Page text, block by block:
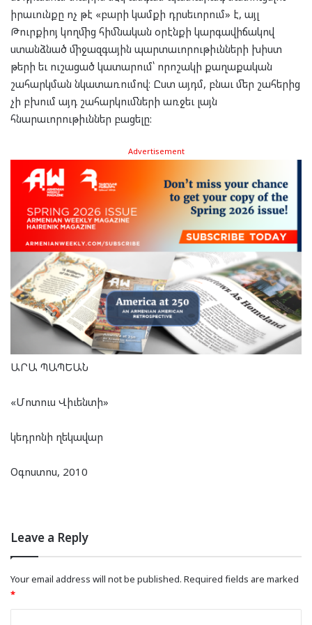
իրաւունքը ոչ թէ «բարի կամքի դրսեւորում» է, այլ
Թուրքիոյ կողմից հիմնական օրէնքի կարգավիճակով
ստանձնած միջազգային պարտաւորութիւնների խիստ
թերի եւ ուշացած կատարում՝ որոշակի քաղաքական
շահարկման նկատառումով: Ըստ այդմ, բնաւ մեր շահերից
չի բխում այդ շահարկումների առջեւ լայն
հնարաւորութիւններ բացելը:
Advertisement
ԱՐԱ ՊԱՊԵԱՆ
«Մոտուս Վիւենտի»
կեդրոնի ղեկավար
Օգոստոս, 2010
Leave a Reply
Your email address will not be published. Required fields are marked
*